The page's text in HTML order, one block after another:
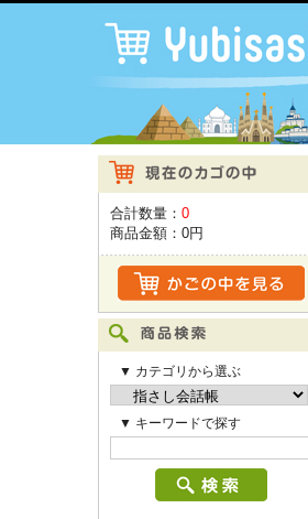
合計数量： 0
商品金額： 0円
▼ カテゴリから選ぶ
▼ キーワードで探す